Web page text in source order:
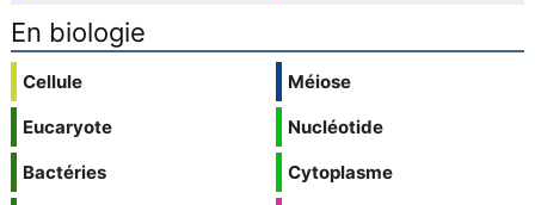
En biologie
Cellule
Eucaryote
Bactéries
Méiose
Nucléotide
Cytoplasme